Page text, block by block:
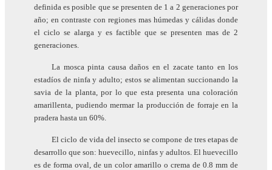
definida es posible que se presenten de 1 a 2 generaciones por
año; en contraste con regiones mas húmedas y cálidas donde
el ciclo se alarga y es factible que se presenten mas de 2
generaciones.
La mosca pinta causa daños en el zacate tanto en los
estadíos de ninfa y adulto; estos se alimentan succionando la
savia de la planta, por lo que esta presenta una coloración
amarillenta, pudiendo mermar la producción de forraje en la
pradera hasta un 60%.
El ciclo de vida del insecto se compone de tres etapas de
desarrollo que son: huevecillo, ninfas y adultos. El huevecillo
es de forma oval, de un color amarillo o crema de 0.8 mm de